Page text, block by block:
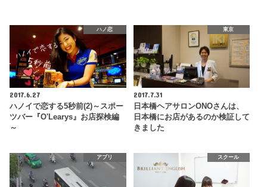
ハノ恋
2017.6.27
ハノイで恋する5秒前(2)～スポー
ツバー『O'Learys』お店探検編
～
東京
2017.7.31
日本橋ヘアサロンONOさんは、
日本橋にお店があるのか検証して
きました
アプリ スクール